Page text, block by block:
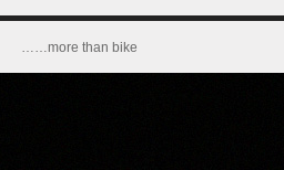
……more than bike